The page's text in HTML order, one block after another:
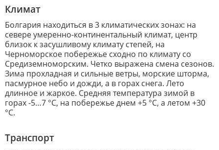
Климат
Болгария находиться в 3 климатических зонах: на
севере умеренно-континентальный климат, центр
близок к засушливому климату степей, на
Черноморское побережье сходно по климату со
Средиземноморским. Четко выражена смена сезонов.
Зима прохладная и сильные ветры, морские шторма,
пасмурное небо и дожди, а в горах снега. Лето
длинное и жаркое. Средняя температура зимой в
горах -5…7 °C, на побережье днем +5 °C, а летом +30
°C.
Транспорт